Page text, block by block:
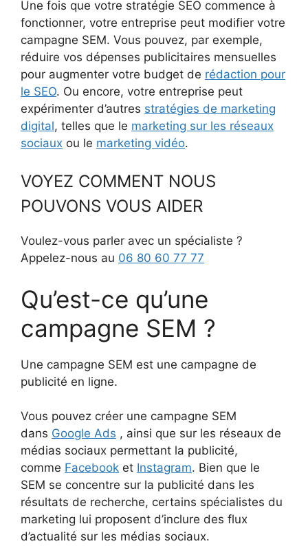
Une fois que votre stratégie SEO commence à
fonctionner, votre entreprise peut modifier votre
campagne SEM. Vous pouvez, par exemple,
réduire vos dépenses publicitaires mensuelles
pour augmenter votre budget de rédaction pour
le SEO. Ou encore, votre entreprise peut
expérimenter d’autres stratégies de marketing
digital, telles que le marketing sur les réseaux
sociaux ou le marketing vidéo.
VOYEZ COMMENT NOUS
POUVONS VOUS AIDER
Voulez-vous parler avec un spécialiste ?
Appelez-nous au 06 80 60 77 77
Qu’est-ce qu’une
campagne SEM ?
Une campagne SEM est une campagne de
publicité en ligne.
Vous pouvez créer une campagne SEM
dans Google Ads , ainsi que sur les réseaux de
médias sociaux permettant la publicité,
comme Facebook et Instagram. Bien que le
SEM se concentre sur la publicité dans les
résultats de recherche, certains spécialistes du
marketing lui proposent d’inclure des flux
d’actualité sur les médias sociaux.